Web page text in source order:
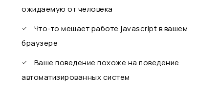
ожидаемую от человека
Что-то мешает работе javascript в вашем
браузере
Ваше поведение похоже на поведение
автоматизированных систем